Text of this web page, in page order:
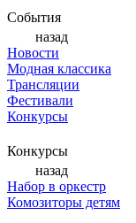
События
назад
Новости
Модная классика
Трансляции
Фестивали
Конкурсы
Конкурсы
назад
Набор в оркестр
Комозиторы детям